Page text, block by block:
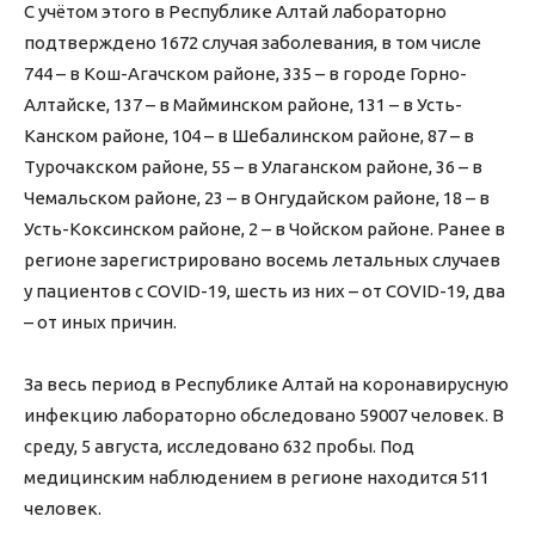
С учётом этого в Республике Алтай лабораторно
подтверждено 1672 случая заболевания, в том числе
744 – в Кош-Агачском районе, 335 – в городе Горно-
Алтайске, 137 – в Майминском районе, 131 – в Усть-
Канском районе, 104 – в Шебалинском районе, 87 – в
Турочакском районе, 55 – в Улаганском районе, 36 – в
Чемальском районе, 23 – в Онгудайском районе, 18 – в
Усть-Коксинском районе, 2 – в Чойском районе. Ранее в
регионе зарегистрировано восемь летальных случаев
у пациентов с COVID-19, шесть из них – от COVID-19, два
– от иных причин.
За весь период в Республике Алтай на коронавирусную
инфекцию лабораторно обследовано 59007 человек. В
среду, 5 августа, исследовано 632 пробы. Под
медицинским наблюдением в регионе находится 511
человек.